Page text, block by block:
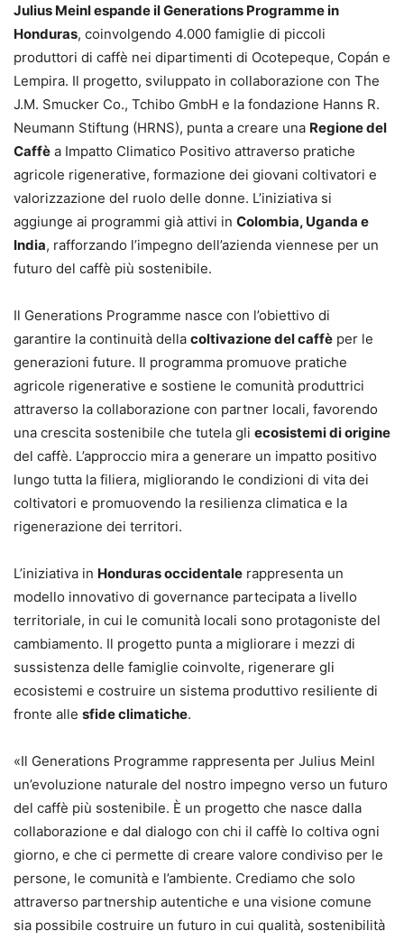
Julius Meinl espande il Generations Programme in
Honduras, coinvolgendo 4.000 famiglie di piccoli
produttori di caffè nei dipartimenti di Ocotepeque, Copán e
Lempira. Il progetto, sviluppato in collaborazione con The
J.M. Smucker Co., Tchibo GmbH e la fondazione Hanns R.
Neumann Stiftung (HRNS), punta a creare una Regione del
Caffè a Impatto Climatico Positivo attraverso pratiche
agricole rigenerative, formazione dei giovani coltivatori e
valorizzazione del ruolo delle donne. L’iniziativa si
aggiunge ai programmi già attivi in Colombia, Uganda e
India, rafforzando l’impegno dell’azienda viennese per un
futuro del caffè più sostenibile.
Il Generations Programme nasce con l’obiettivo di
garantire la continuità della coltivazione del caffè per le
generazioni future. Il programma promuove pratiche
agricole rigenerative e sostiene le comunità produttrici
attraverso la collaborazione con partner locali, favorendo
una crescita sostenibile che tutela gli ecosistemi di origine
del caffè. L’approccio mira a generare un impatto positivo
lungo tutta la filiera, migliorando le condizioni di vita dei
coltivatori e promuovendo la resilienza climatica e la
rigenerazione dei territori.
L’iniziativa in Honduras occidentale rappresenta un
modello innovativo di governance partecipata a livello
territoriale, in cui le comunità locali sono protagoniste del
cambiamento. Il progetto punta a migliorare i mezzi di
sussistenza delle famiglie coinvolte, rigenerare gli
ecosistemi e costruire un sistema produttivo resiliente di
fronte alle sfide climatiche.
«Il Generations Programme rappresenta per Julius Meinl
un’evoluzione naturale del nostro impegno verso un futuro
del caffè più sostenibile. È un progetto che nasce dalla
collaborazione e dal dialogo con chi il caffè lo coltiva ogni
giorno, e che ci permette di creare valore condiviso per le
persone, le comunità e l’ambiente. Crediamo che solo
attraverso partnership autentiche e una visione comune
sia possibile costruire un futuro in cui qualità, sostenibilità